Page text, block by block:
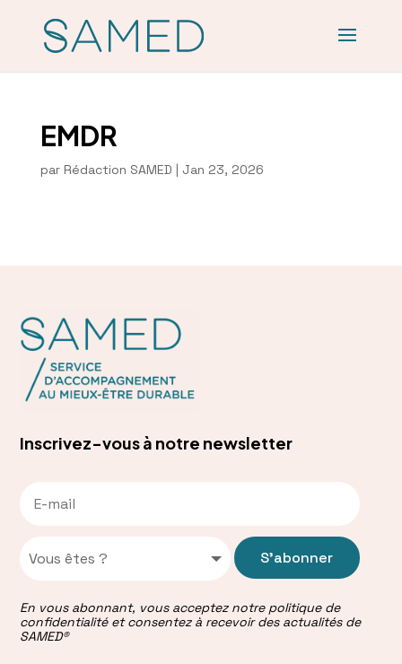
EMDR
par Rédaction SAMED | Jan 23, 2026
Inscrivez-vous à notre newsletter
S'abonner
En vous abonnant, vous acceptez notre politique de
confidentialité et consentez à recevoir des actualités de
SAMED®